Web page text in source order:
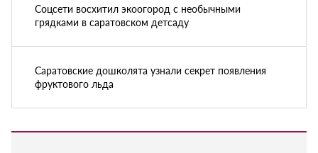
Соцсети восхитил экоогород с необычными
грядками в саратовском детсаду
Саратовские дошколята узнали секрет появления
фруктового льда